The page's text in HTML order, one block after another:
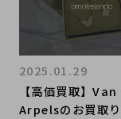
【高価買取】
Arpelsのお買取
2025.01.29